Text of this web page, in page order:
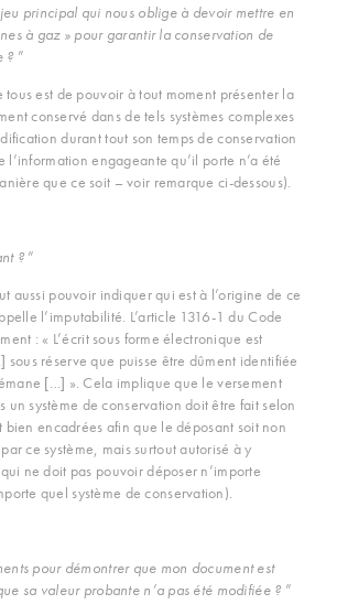
principal qui nous oblige à devoir mettre en
à gaz » pour garantir la conservation de
? ”
tous est de pouvoir à tout moment présenter la
conservé dans de tels systèmes complexes
durant tout son temps de conservation
l’information engageante qu’il porte n’a été
que ce soit – voir remarque ci-dessous).
? ”
aussi pouvoir indiquer qui est à l’origine de ce
l’imputabilité. L’article 1316-1 du Code
: « L’écrit sous forme électronique est
réserve que puisse être dûment identifiée
[…] ». Cela implique que le versement
un système de conservation doit être fait selon
bien encadrées afin que le déposant soit non
ce système, mais surtout autorisé à y
ne doit pas pouvoir déposer n’importe
quel système de conservation).
pour démontrer que mon document est
sa valeur probante n’a pas été modifiée ? ”